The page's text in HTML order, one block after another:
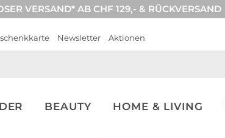
VERSAND* AB CHF 129,- & RÜCKVERSAND
Newsletter Aktionen
BEAUTY HOME & LIVING